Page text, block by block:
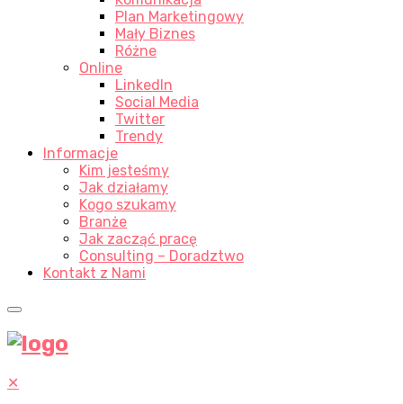
Plan Marketingowy
Mały Biznes
Różne
Online
LinkedIn
Social Media
Twitter
Trendy
Informacje
Kim jesteśmy
Jak działamy
Kogo szukamy
Branże
Jak zacząć pracę
Consulting – Doradztwo
Kontakt z Nami
✕